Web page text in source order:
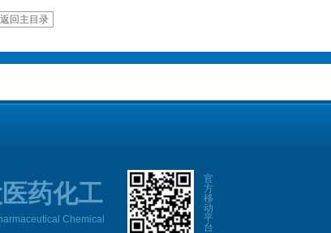
返回主目录
药化工
Chemical
官
方
移
动
平
台